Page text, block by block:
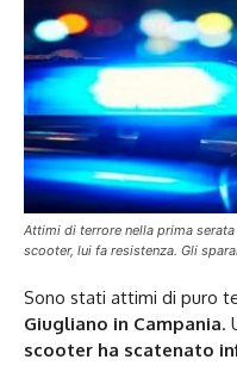
Attimi di terrore nella prima
scooter, lui fa resistenza. Gli
Sono stati attimi di puro
Giugliano in Campania.
scooter ha scatenato